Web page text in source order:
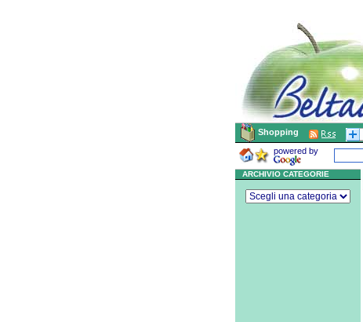
Shopping
powered by
ARCHIVIO CATEGORIE